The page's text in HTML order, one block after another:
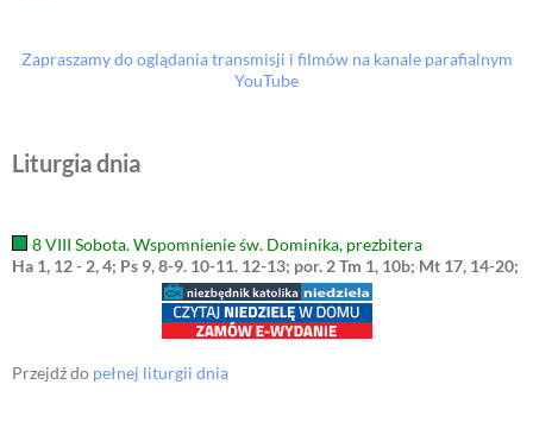
Zapraszamy do oglądania transmisji i filmów na kanale parafialnym
YouTube
Liturgia dnia
8 VIII Sobota. Wspomnienie św. Dominika, prezbitera
Ha 1, 12 - 2, 4; Ps 9, 8-9. 10-11. 12-13; por. 2 Tm 1, 10b; Mt 17, 14-20;
Przejdź do pełnej liturgii dnia